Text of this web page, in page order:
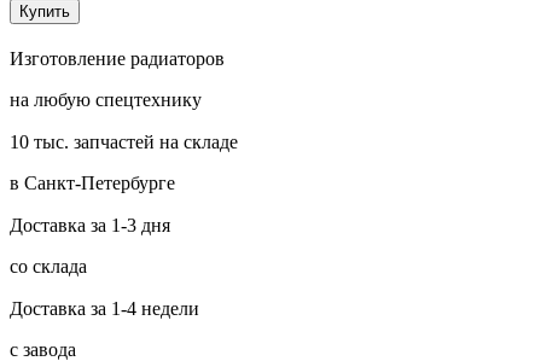
Купить
Изготовление радиаторов
на любую спецтехнику
10 тыс. запчастей на складе
в Санкт-Петербурге
Доставка за 1-3 дня
со склада
Доставка за 1-4 недели
с завода